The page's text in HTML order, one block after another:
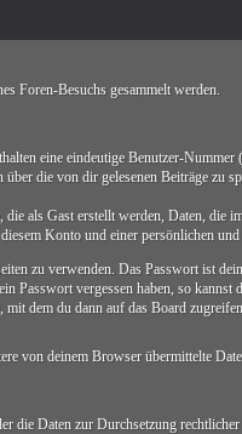
Foren-Besuchs gesammelt werden.
eine eindeutige Benutzer-
die von dir gelesenen Beiträge zu
als Gast erstellt werden, Daten, die
Konto und einer persönlichen
zu verwenden. Das Passwort ist
vergessen haben, so kannst
dem du dann auf das Board
von deinem Browser übermittelte
die Daten zur Durchsetzung